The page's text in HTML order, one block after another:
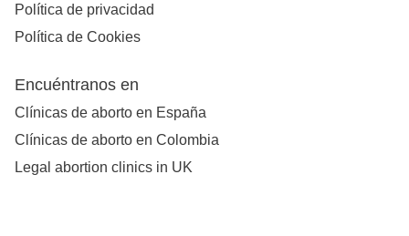
Política de privacidad
Política de Cookies
Encuéntranos en
Clínicas de aborto en España
Clínicas de aborto en Colombia
Legal abortion clinics in UK